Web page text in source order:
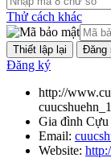
Thử cách khác
Đăng
Đăng ký
http://
Gia đình
Email:
Website: